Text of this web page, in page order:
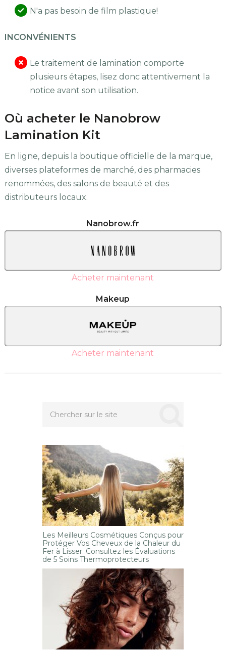
N'a pas besoin de film plastique!
INCONVÉNIENTS
Le traitement de lamination comporte
plusieurs étapes, lisez donc attentivement la
notice avant son utilisation.
Où acheter le Nanobrow
Lamination Kit
En ligne, depuis la boutique officielle de la marque,
diverses plateformes de marché, des pharmacies
renommées, des salons de beauté et des
distributeurs locaux.
Nanobrow.fr
Acheter maintenant
Makeup
Acheter maintenant
Les Meilleurs Cosmétiques Conçus pour
Protéger Vos Cheveux de la Chaleur du
Fer à Lisser. Consultez les Évaluations
de 5 Soins Thermoprotecteurs